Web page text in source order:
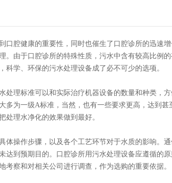
腔健康的重要性，同时也催生了口腔诊所的迅速增
。由于口腔诊所的特殊性质，污水中含有较高比例
学、环保的污水处理设备成了必不可少的选项。
理标准可以和实际治疗机器设备的数量和种类，方
多为一级A标准，当然，也有一些要求更高，达到甚
处理水净化的效果做到最好。
操作步骤，以及各个工艺环节对于水质的影响。通
达到预期目的。口腔诊所用污水处理设备应遵循的
察和对相关公司进行调查，作为选购的重要依据。